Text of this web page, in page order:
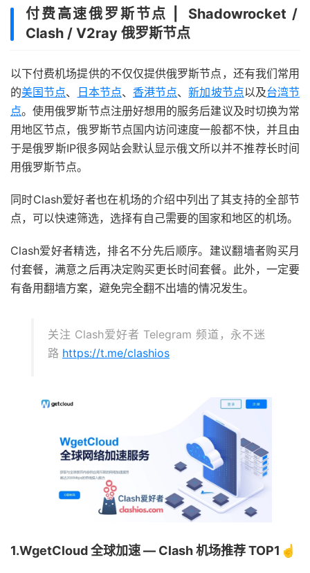
付费高速俄罗斯节点 | Shadowrocket /
Clash / V2ray 俄罗斯节点
以下付费机场提供的不仅仅提供俄罗斯节点，还有我们常用
的美国节点、 日本节点、 香港节点、新加坡节点以及台湾节
点。使用俄罗斯节点注册好想用的服务后建议及时切换为常
用地区节点，俄罗斯节点国内访问速度一般都不快，并且由
于是俄罗斯IP很多网站会默认显示俄文所以并不推荐长时间
用俄罗斯节点。
同时Clash爱好者也在机场的介绍中列出了其支持的全部节
点，可以快速筛选，选择有自己需要的国家和地区的机场。
Clash爱好者精选，排名不分先后顺序。建议翻墙者购买月
付套餐，满意之后再决定购买更长时间套餐。此外，一定要
有备用翻墙方案，避免完全翻不出墙的情况发生。
关注 Clash爱好者 Telegram 频道，永不迷
路 https://t.me/clashios
1.WgetCloud 全球加速 — Clash 机场推荐 TOP1☝️